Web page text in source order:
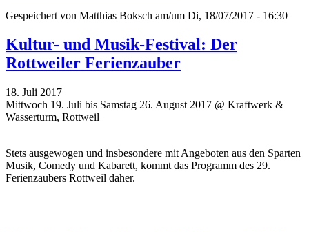
Gespeichert von Matthias Boksch am/um Di, 18/07/2017 - 16:30
Kultur- und Musik-Festival: Der
Rottweiler Ferienzauber
18. Juli 2017
Mittwoch 19. Juli bis Samstag 26. August 2017 @ Kraftwerk &
Wasserturm, Rottweil
Stets ausgewogen und insbesondere mit Angeboten aus den Sparten
Musik, Comedy und Kabarett, kommt das Programm des 29.
Ferienzaubers Rottweil daher.